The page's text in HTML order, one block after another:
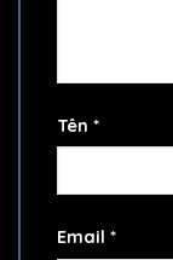
Tên *
Email *